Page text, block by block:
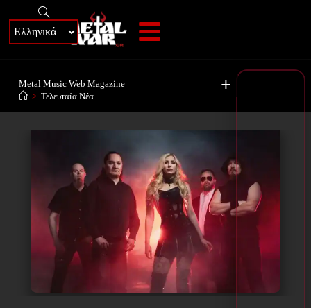
+
Metal Music Web Magazine
> Τελευταία Νέα